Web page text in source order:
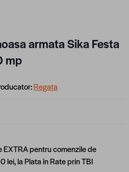
armata Sika Festa
mp
Regata
EXTRA pentru comenzile de
lei, la Plata în Rate prin TBI